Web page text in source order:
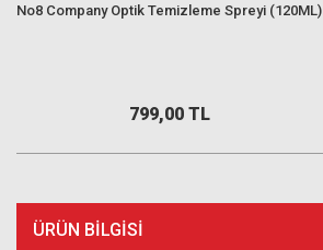
No8 Company Optik Temizleme Spreyi (120ML)
799,00 TL
ÜRÜN BILGISI